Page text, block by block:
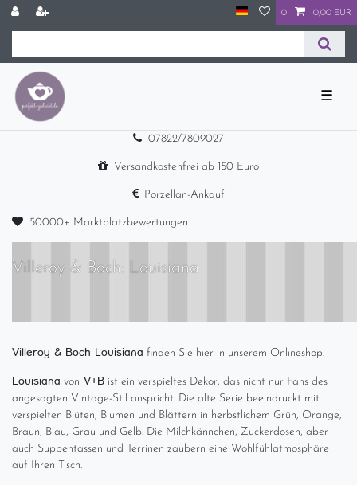
0 0,00 EUR
☰
07822/7809027
Versandkostenfrei ab 150 Euro
Porzellan-Ankauf
50000+ Marktplatzbewertungen
Villeroy & Boch: Louisiana
Villeroy & Boch Louisiana finden Sie hier in unserem Onlineshop.
Louisiana von V+B ist ein verspieltes Dekor, das nicht nur Fans des
angesagten Vintage-Stil anspricht. Die alte Serie beeindruckt mit
verspielten Blüten, Blumen und Blättern in herbstlichem Grün, Orange,
Braun, Blau, Grau und Gelb. Die Milchkännchen, Zuckerdosen, aber
auch Suppentassen und Terrinen zaubern eine Wohlfühlatmosphäre
auf Ihren Tisch.